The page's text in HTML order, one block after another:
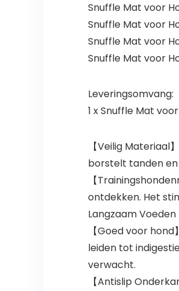
Snuffle Mat voor
Snuffle Mat voor
Snuffle Mat voor
Snuffle Mat voor
Leveringsomvang:
1 x Snuffle Mat
【Veilig
borstelt tanden en
【
ontdekken. Het
Langzaam Voeden
【Goed voor
leiden tot
verwacht.
【Antislip